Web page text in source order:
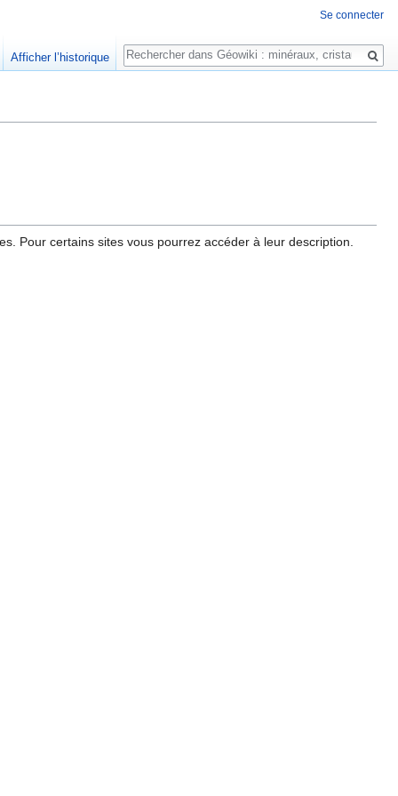
Pour certains sites vous pourrez accéder à leur description.
Se connecter
Afficher l’historique
Rechercher